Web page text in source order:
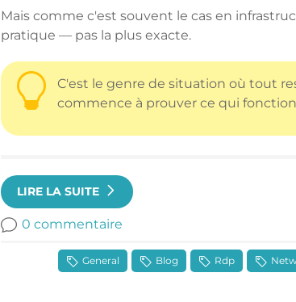
Mais comme c'est souvent le cas en
pratique — pas la plus exacte.
C'est le genre de situation où tout
commence à prouver ce qui
LIRE LA SUITE
0 commentaire
General Blog Rdp